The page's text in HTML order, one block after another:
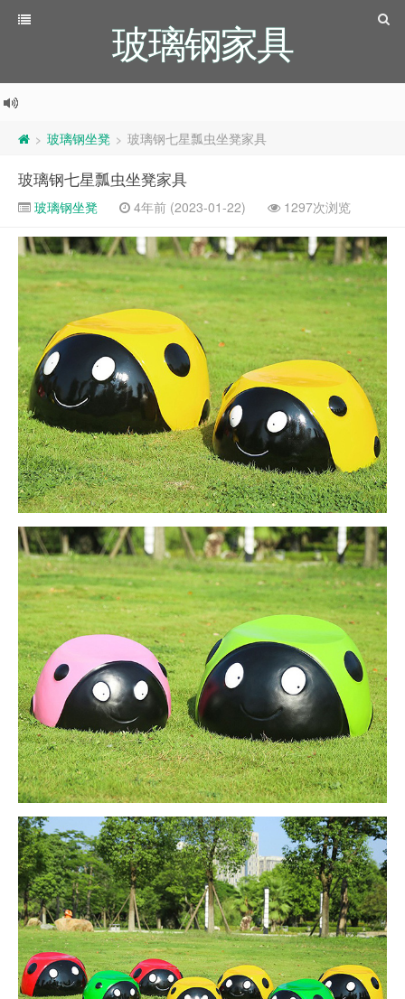
玻璃钢家具
> 玻璃钢坐凳 > 玻璃钢七星瓢虫坐凳家具
玻璃钢七星瓢虫坐凳家具
玻璃钢坐凳 4年前 (2023-01-22) 1297次浏览